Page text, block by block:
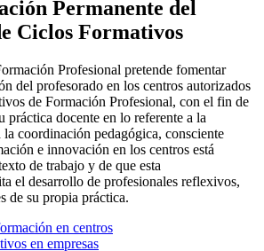
Permanente del
Ciclos Formativos
Profesional pretende fomentar
del profesorado en los centros autorizados
de Formación Profesional, con el fin de
práctica docente en lo referente a la
coordinación pedagógica, consciente
e innovación en los centros está
de trabajo y de que esta
el desarrollo de profesionales reflexivos,
de su propia práctica.
en centros
en empresas